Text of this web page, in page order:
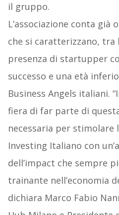
il gruppo.
L’associazione conta già
che si caratterizzano, tra
presenza di startupper
successo e una età
Business Angels italiani.
fiera di far parte di
necessaria per stimolare
Investing Italiano con
dell’impact che sempre
trainante nell’economia
dichiara Marco Fabio